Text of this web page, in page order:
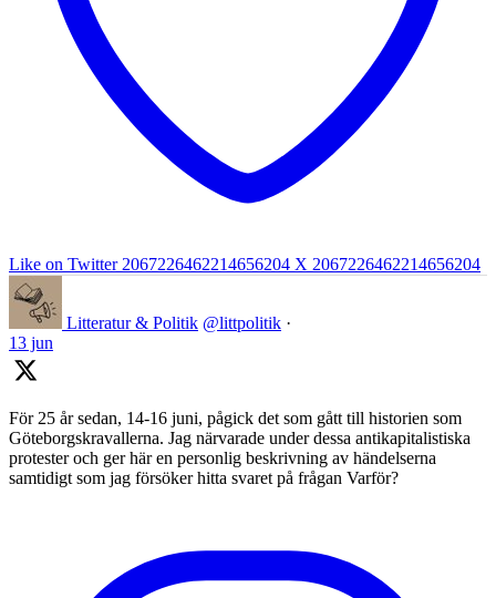
Like on Twitter 2067226462214656204 X 2067226462214656204
Litteratur & Politik @littpolitik ·
13 jun
För 25 år sedan, 14-16 juni, pågick det som gått till historien som
Göteborgskravallerna. Jag närvarade under dessa antikapitalistiska
protester och ger här en personlig beskrivning av händelserna
samtidigt som jag försöker hitta svaret på frågan Varför?